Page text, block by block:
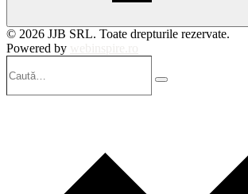
© 2026 JJB SRL. Toate drepturile rezervate.
Powered by
Search